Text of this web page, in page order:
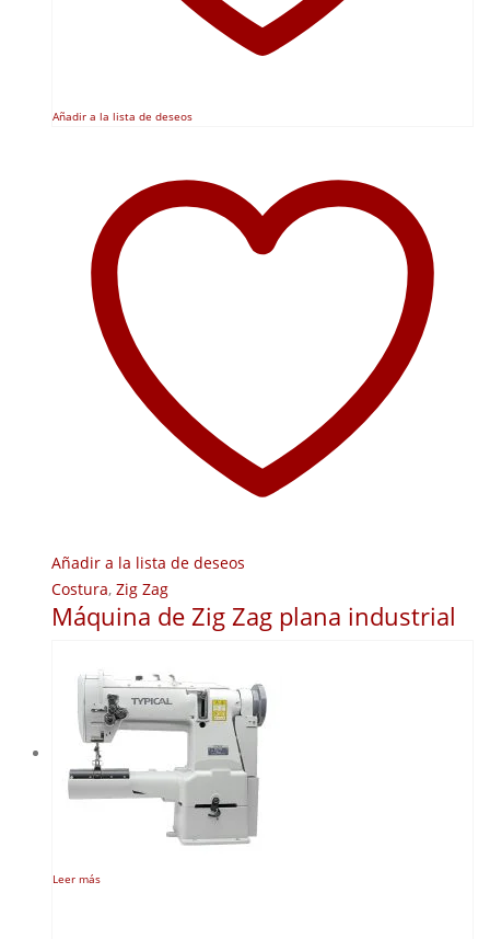
Añadir a la lista de deseos
Añadir a la lista de deseos
Costura, Zig Zag
Máquina de Zig Zag plana industrial
Leer más